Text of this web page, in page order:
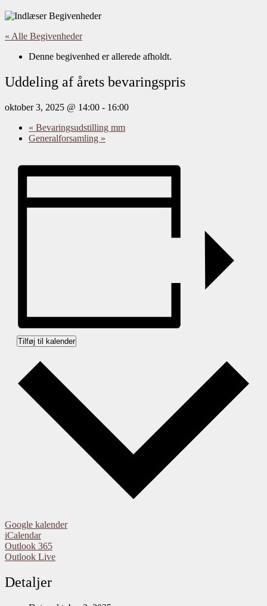
« Alle Begivenheder
Denne begivenhed er allerede afholdt.
Uddeling af årets bevaringspris
oktober 3, 2025 @ 14:00 - 16:00
« Bevaringsudstilling mm
Generalforsamling »
Tilføj til kalender
Google kalender
iCalendar
Outlook 365
Outlook Live
Detaljer